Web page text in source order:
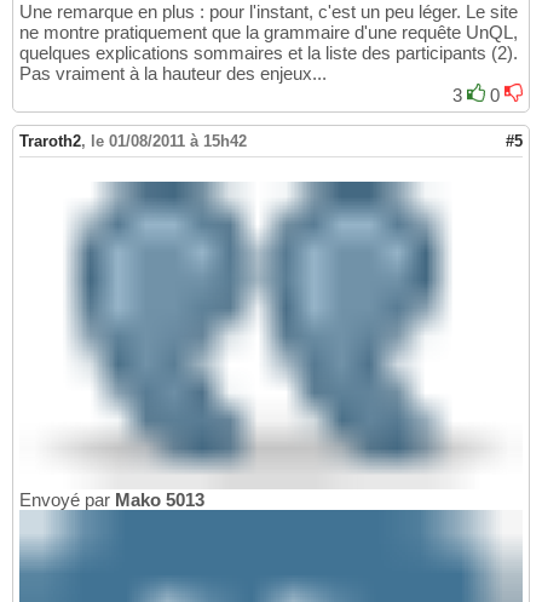
Une remarque en plus : pour l'instant, c'est un peu léger. Le site
ne montre pratiquement que la grammaire d'une requête UnQL,
quelques explications sommaires et la liste des participants (2).
Pas vraiment à la hauteur des enjeux...
3
0
Traroth2, le 01/08/2011 à 15h42 #5
Envoyé par Mako 5013